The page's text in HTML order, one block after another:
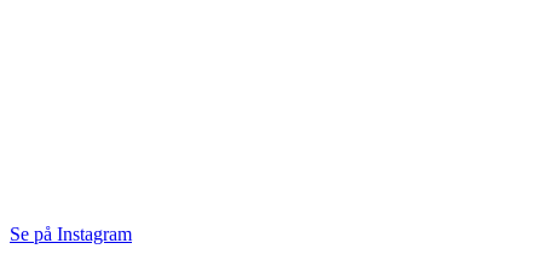
Se på Instagram